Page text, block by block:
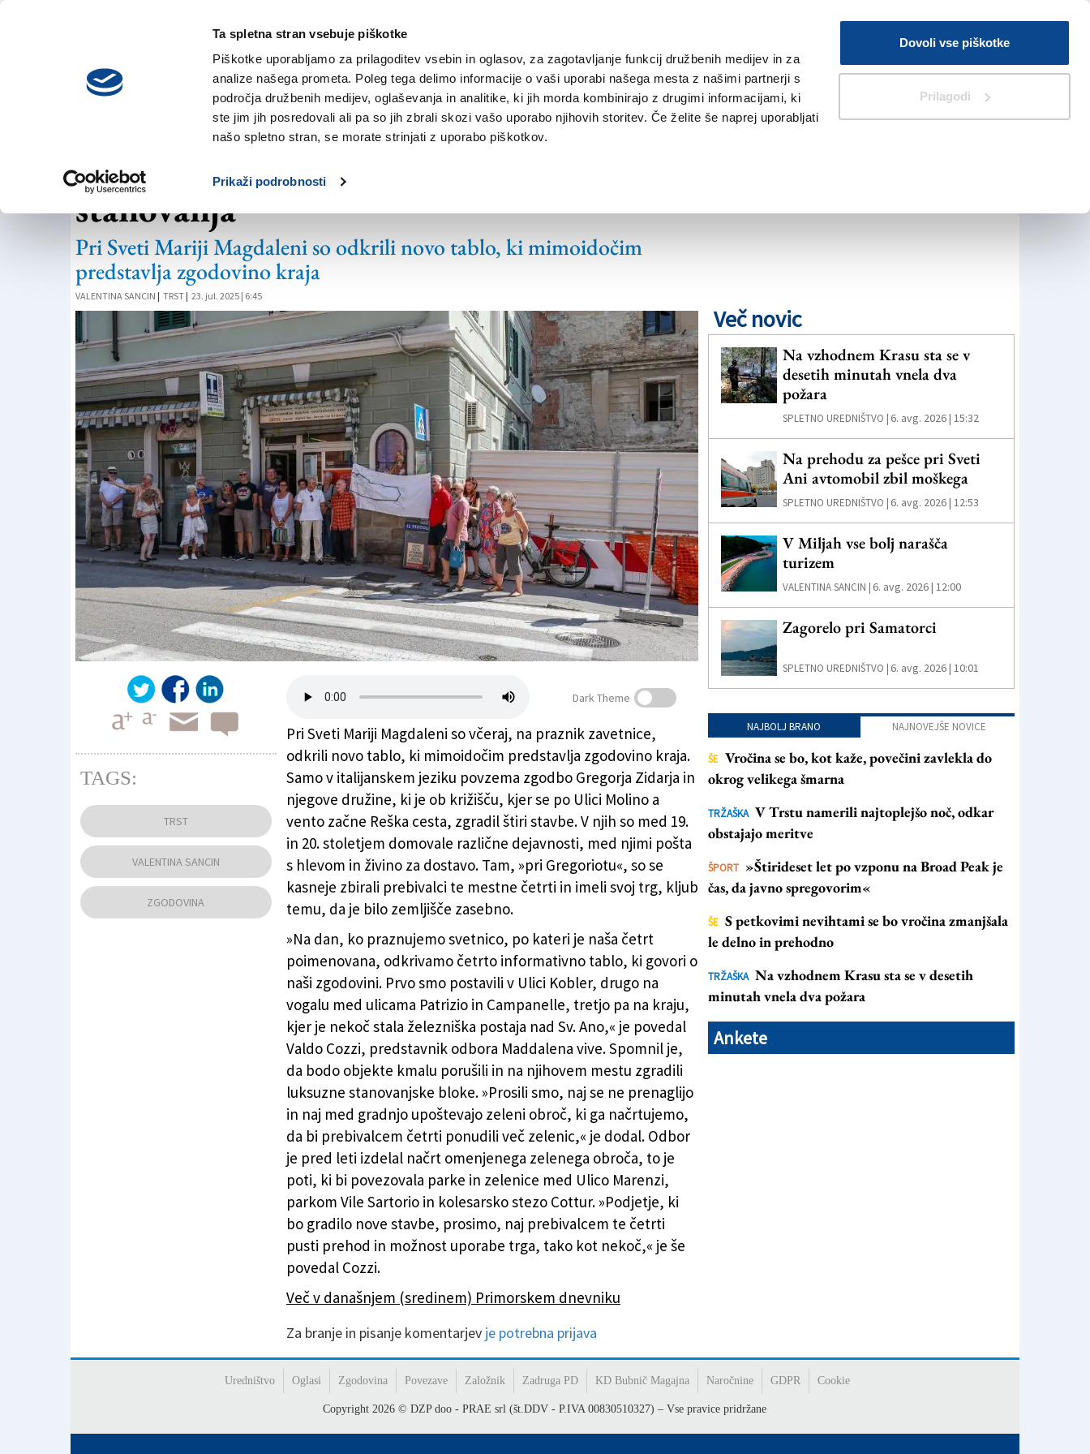
Ta spletna stran vsebuje piškotke
Piškotke uporabljamo za prilagoditev vsebin in oglasov, za zagotavljanje funkcij družbenih medijev in za
analize našega prometa. Poleg tega delimo informacije o vaši uporabi našega mesta z našimi partnerji s
področja družbenih medijev, oglaševanja in analitike, ki jih morda kombinirajo z drugimi informacijami, ki
ste jim jih posredovali ali pa so jih zbrali skozi vašo uporabo njihovih storitev. Če želite še naprej uporabljati
našo spletno stran, se morate strinjati z uporabo piškotkov.
Prikaži podrobnosti
Dovoli vse piškotke
Prilagodi
četrtek,
6. avgusta 2026
V Kioskih
Iskanje
NOVICE TRŽAŠKA GORIŠKA KULTURA ŠPORT ŠE
Namesto nekdanje pošte luksuzna
stanovanja
Pri Sveti Mariji Magdaleni so odkrili novo tablo, ki mimoidočim
predstavlja zgodovino kraja
VALENTINA SANCIN | TRST | 23. jul. 2025 | 6:45
Spominsko tablo so postavili v Ulici Molino a vento, nasproti Centra za duševno zdravje(
Tedeschi/Fotodamj@n)
Dark Theme
Pri Sveti Mariji Magdaleni so včeraj, na praznik zavetnice,
odkrili novo tablo, ki mimoidočim predstavlja zgodovino kraja.
Samo v italijanskem jeziku povzema zgodbo Gregorja Zidarja in
njegove družine, ki je ob križišču, kjer se po Ulici Molino a
vento začne Reška cesta, zgradil štiri stavbe. V njih so med 19.
in 20. stoletjem domovale različne dejavnosti, med njimi pošta
s hlevom in živino za dostavo. Tam, »pri Gregoriotu«, so se
kasneje zbirali prebivalci te mestne četrti in imeli svoj trg, kljub
temu, da je bilo zemljišče zasebno.
»Na dan, ko praznujemo svetnico, po kateri je naša četrt
poimenovana, odkrivamo četrto informativno tablo, ki govori o
naši zgodovini. Prvo smo postavili v Ulici Kobler, drugo na
vogalu med ulicama Patrizio in Campanelle, tretjo pa na kraju,
kjer je nekoč stala železniška postaja nad Sv. Ano,« je povedal
Valdo Cozzi, predstavnik odbora Maddalena vive. Spomnil je,
da bodo objekte kmalu porušili in na njihovem mestu zgradili
luksuzne stanovanjske bloke. »Prosili smo, naj se ne prenaglijo
in naj med gradnjo upoštevajo zeleni obroč, ki ga načrtujemo,
da bi prebivalcem četrti ponudili več zelenic,« je dodal. Odbor
je pred leti izdelal načrt omenjenega zelenega obroča, to je
poti, ki bi povezovala parke in zelenice med Ulico Marenzi,
parkom Vile Sartorio in kolesarsko stezo Cottur. »Podjetje, ki
bo gradilo nove stavbe, prosimo, naj prebivalcem te četrti
pusti prehod in možnost uporabe trga, tako kot nekoč,« je še
povedal Cozzi.
Več v današnjem (sredinem) Primorskem dnevniku
Za branje in pisanje komentarjev je potrebna prijava
TAGS:
TRST
VALENTINA SANCIN
ZGODOVINA
Več novic
Na vzhodnem Krasu sta se v
desetih minutah vnela dva
požara
SPLETNO UREDNIŠTVO | 6. avg. 2026 | 15:32
Na prehodu za pešce pri Sveti
Ani avtomobil zbil moškega
SPLETNO UREDNIŠTVO | 6. avg. 2026 | 12:53
V Miljah vse bolj narašča
turizem
VALENTINA SANCIN | 6. avg. 2026 | 12:00
Zagorelo pri Samatorci
SPLETNO UREDNIŠTVO | 6. avg. 2026 | 10:01
NAJBOLJ BRANO NAJNOVEJŠE NOVICE
ŠE Vročina se bo, kot kaže, povečini zavlekla do
okrog velikega šmarna
TRŽAŠKA V Trstu namerili najtoplejšo noč, odkar
obstajajo meritve
ŠPORT »Štirideset let po vzponu na Broad Peak je
čas, da javno spregovorim«
ŠE S petkovimi nevihtami se bo vročina zmanjšala
le delno in prehodno
TRŽAŠKA Na vzhodnem Krasu sta se v desetih
minutah vnela dva požara
Ankete
Uredništvo Oglasi Zgodovina Povezave Založnik Zadruga PD KD Bubnič Magajna Naročnine GDPR Cookie
Copyright2026 © DZP doo - PRAE srl (št.DDV - P.IVA 00830510327) – Vse pravice pridržane